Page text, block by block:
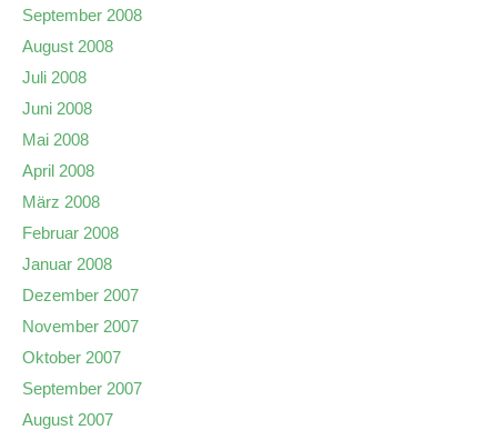
September 2008
August 2008
Juli 2008
Juni 2008
Mai 2008
April 2008
März 2008
Februar 2008
Januar 2008
Dezember 2007
November 2007
Oktober 2007
September 2007
August 2007